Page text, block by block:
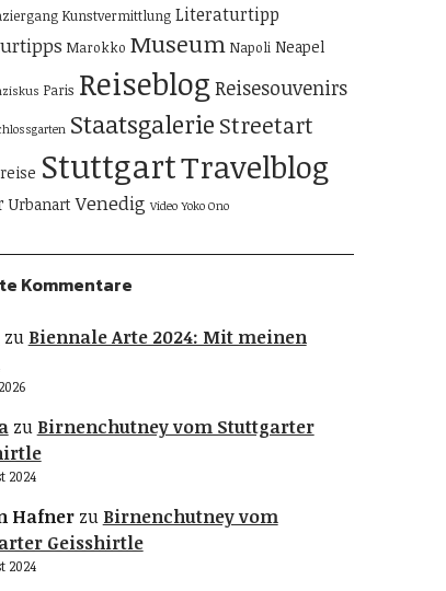
Kunstvermittlung Literaturtipp
Marokko Museum Napoli Neapel
Paris Reiseblog Reisesouvenirs
Staatsgalerie Streetart
StuttgartTravelblog
Urbanart Venedig Video Yoko Ono
Kommentare
zu Biennale Arte 2024: Mit meinen
zu Birnenchutney vom Stuttgarter
2024
Hafnerzu Birnenchutney vom
Geisshirtle
2024